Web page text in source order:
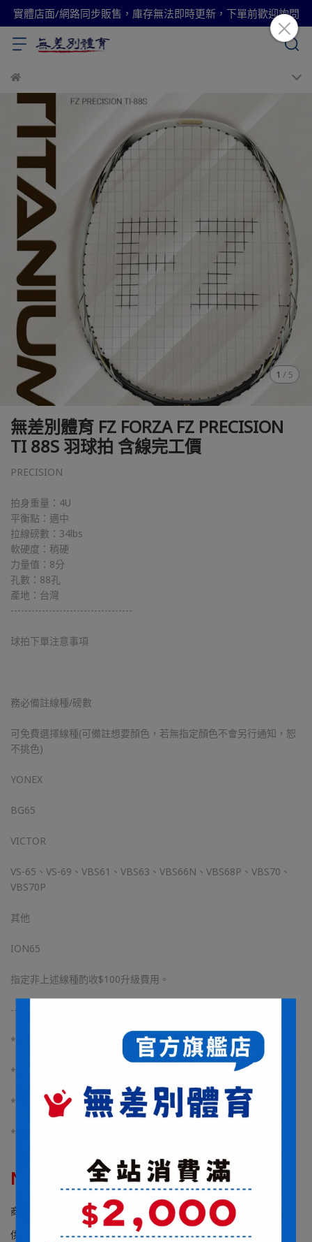
實體店面/網路同步販售，庫存無法即時更新，下單前歡迎詢問
1 / 5
無差別體育 FZ FORZA FZ PRECISION
TI 88S 羽球拍 含線完工價
PRECISION
拍身重量：4U
平衡點：適中
拉線磅數：34lbs
軟硬度：稍硬
力量值：8分
孔數：88孔
產地：台灣
-----------------------------------
球拍下單注意事項
務必備註線種/磅數
可免費選擇線種(可備註想要顏色，若無指定顏色不會另行通知，恕
不挑色)
YONEX
BG65
VICTOR
VS-65、VS-69、VBS61、VBS63、VBS66N、VBS68P、VBS70、
VBS70P
其他
ION65
指定非上述線種酌收$100升級費用。
-----------------------------------
*若下單未備註線種磅數且聊聊未回覆皆已不挑線種24磅施工
*穿線方式皆以YONEX兩線四結空拍上機施工
*球拍長度較長僅能接受貨運宅配(貨運六日無提供送貨服務)
*球拍為客製化商品，若無瑕疵恕不接受退換貨
NT$3,300 NT$6,000
商品編號:
供貨狀況:
尚有庫存